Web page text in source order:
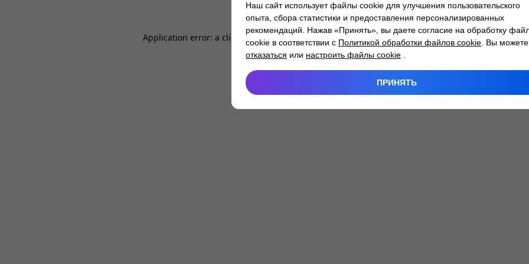
Application error: a client -side exception has occurred while loading atlantm.by (see the
Наш сайт использует файлы cookie для улучшения пользовательского
опыта, сбора статистики и предоставления персонализированных
рекомендаций. Нажав «Принять», вы даете согласие на обработку
cookie в соответствии с Политикой обработки файлов cookie . Вы можете
отказаться или настроить файлы cookie
ПРИНЯТЬ